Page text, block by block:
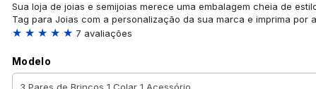
Sua loja de joias e semijoias merece uma embalagem cheia de
Tag para Joias com a personalização da sua marca e imprima por
★ ★ ★ ★ ★ 7 avaliações
Modelo